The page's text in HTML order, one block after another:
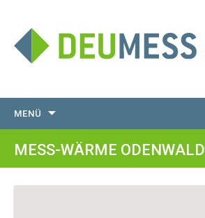
MENÜ
springen
MESS-WÄRME ODENWALD